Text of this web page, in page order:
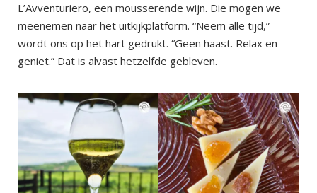
L’Avventuriero, een mousserende wijn. Die mogen we
meenemen naar het uitkijkplatform. “Neem alle tijd,”
wordt ons op het hart gedrukt. “Geen haast. Relax en
geniet.” Dat is alvast hetzelfde gebleven.